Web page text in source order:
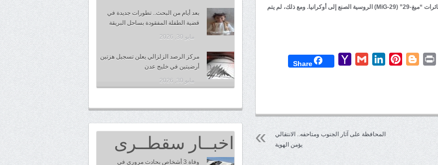
وفي وقت سابق، كان هناك حديث أيضا عن نقل بولندا لطائرات “ميغ-29” (MiG-29) الروسية الصنع إلى أوكرانيا. ومع ذلك، لم يتم
WeChat
Print
Blogger
Pinterest
LinkedIn
Gmail
Yahoo
Share
المحافظة على آثار الجنوب ومتاحفه.. الانتقالي
يؤمن الهوية
بعد أيام من البحث.. تطورات جديدة في
قضية الطفلة المفقودة بساحل البريقة
مايو 30, 2026
مركز الرصد الزلزالي يعلن تسجيل هزتين
أرضيتين في خليج عدن
مايو 30, 2026
اخبــار سقطــرى
وفاة 3 أشخاص بحادث مروري في